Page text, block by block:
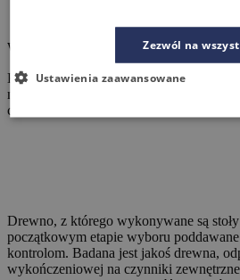
WYPEŁNIENIE UBYTKÓW
Każdy naturalny ubytek, sęk i pęknięcie
może pozostać naturalny lub na życzenie
czarno, w kolorze drewna.
Drewno, z którego wykonywane są
początkowym etapie wyboru
kontrolom. Badana jest jakoś drewna,
wykończeniowej na czynniki
Zezwól na
Ustawienia zaawansowane